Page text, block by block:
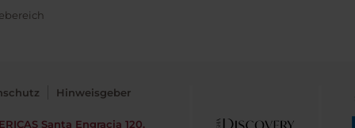
Hinweisgeber
Santa Engracia 120.